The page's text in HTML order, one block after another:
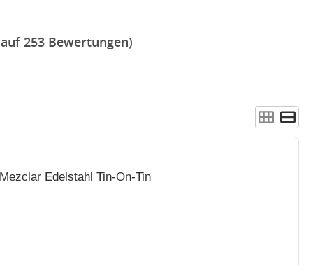
253 Bewertungen)
Edelstahl Tin-On-Tin